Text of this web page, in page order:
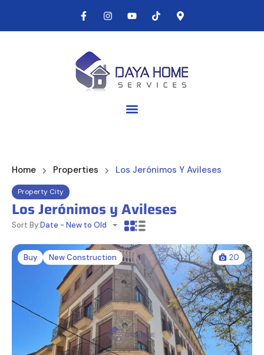
Home Properties Los Jerónimos Y Avileses
Property City
Los Jerónimos y Avileses
Sort By:Date - New to Old
Buy New Construction 20